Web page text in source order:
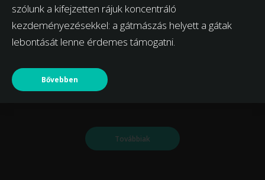
szólunk a kifejzetten rájuk koncentráló
kezdeményezésekkel: a gátmászás helyett a gátak
lebontását lenne érdemes támogatni.
Bővebben
Továbbiak